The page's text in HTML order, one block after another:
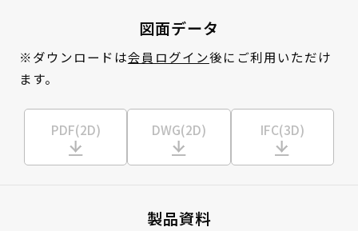
図面データ
※ダウンロードは会員ログイン後にご利用いただけ
ます。
PDF(2D) DWG(2D) IFC(3D)
製品資料